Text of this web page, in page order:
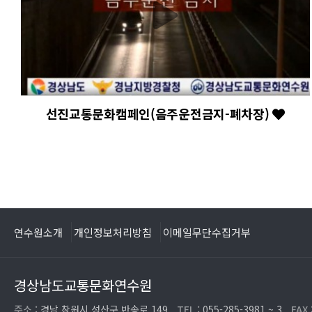
선진교통문화캠페인(음주운전금지-폐차장)
연수원소개 개인정보처리방침 이메일무단수집거부
경상남도교통문화연수원
주소 : 경남 창원시 성산구 반송로 149 TEL : 055-285-3981 ~ 3 FAX :